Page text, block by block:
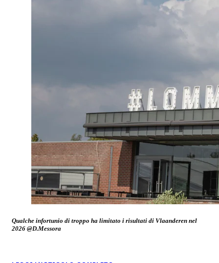
Qualche infortunio di troppo ha limitato i risultati di Vlaanderen nel
2026 @D.Messora